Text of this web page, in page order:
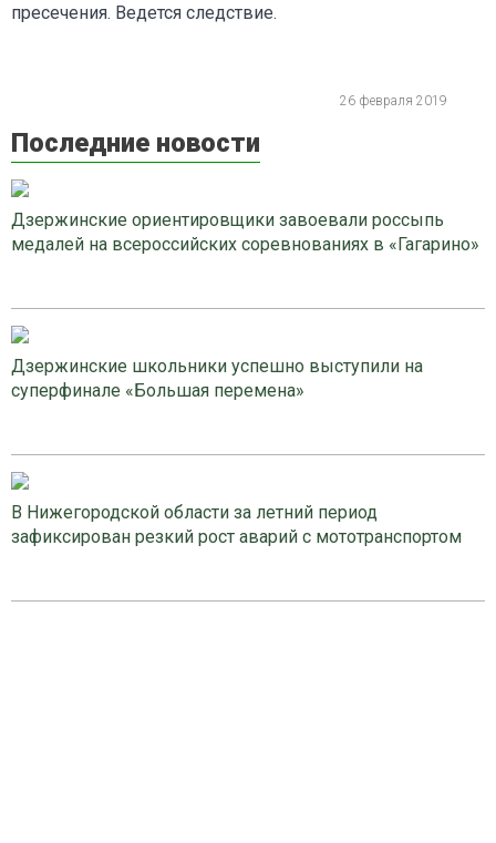
пресечения. Ведется следствие.
26 февраля 2019
Последние новости
Дзержинские ориентировщики завоевали россыпь
медалей на всероссийских соревнованиях в «Гагарино»
Дзержинские школьники успешно выступили на
суперфинале «Большая перемена»
В Нижегородской области за летний период
зафиксирован резкий рост аварий с мототранспортом